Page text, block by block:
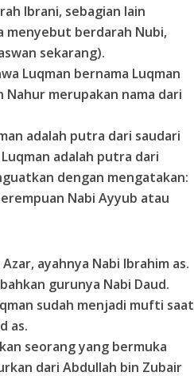
Ibrani, sebagian lain
menyebut berdarah Nubi,
sekarang).
Luqman bernama Luqman
Nahur merupakan nama dari
adalah putra dari saudari
adalah putra dari
dengan mengatakan:
Nabi Ayyub atau
ayahnya Nabi Ibrahim as.
gurunya Nabi Daud.
sudah menjadi mufti saat
as.
seorang yang bermuka
dari Abdullah bin Zubair